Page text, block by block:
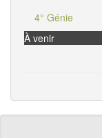
4° Génie
À venir